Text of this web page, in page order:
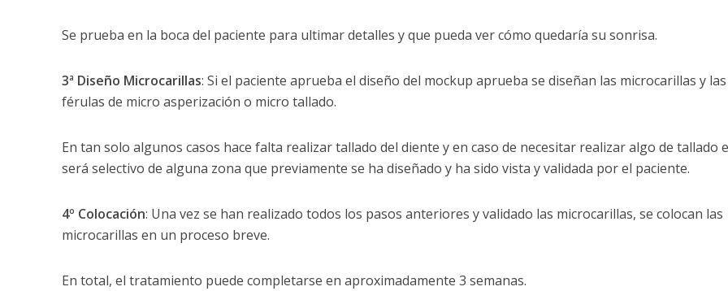
Se prueba en la boca del paciente para ultimar detalles y que pueda ver cómo quedaría su sonrisa.
3ª Diseño Microcarillas: Si el paciente aprueba el diseño del mockup aprueba se diseñan las microcarillas y las
férulas de micro asperización o micro tallado.
En tan solo algunos casos hace falta realizar tallado del diente y en caso de necesitar realizar algo de tallado
será selectivo de alguna zona que previamente se ha diseñado y ha sido vista y validada por el paciente.
4º Colocación: Una vez se han realizado todos los pasos anteriores y validado las microcarillas, se colocan las
microcarillas en un proceso breve.
En total, el tratamiento puede completarse en aproximadamente 3 semanas.